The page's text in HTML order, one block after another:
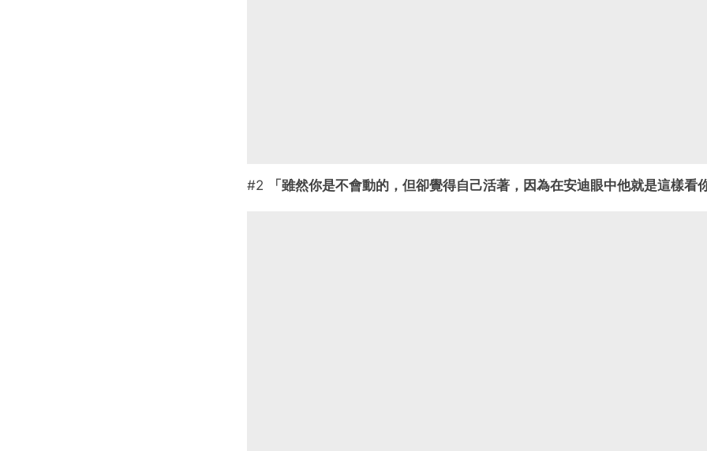
#2 「雖然你是不會動的，但卻覺得自己活著，因為在安迪眼中他就是這樣看